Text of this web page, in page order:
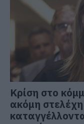
Κρίση στο
ακόμη